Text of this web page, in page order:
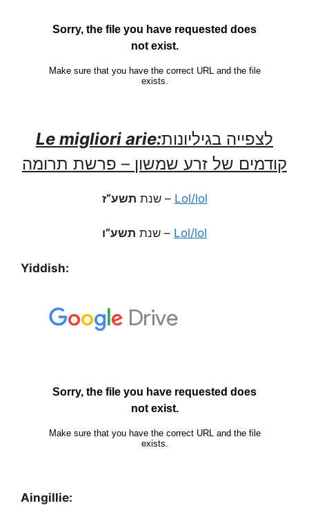
Le migliori arie:לצפייה בגיליונות
קודמים של זרע שמשון – פרשת תרומה
שנת תשע”ז – Lol/lol
שנת תשע”ו – Lol/lol
Yiddish:
Aingillie: